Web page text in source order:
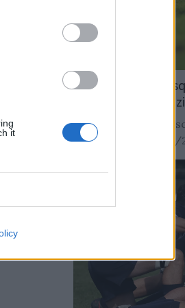
it
è
e
Rugby: Record di
nei campionati
Si stimano oltre 20
dalla stagione 2026/